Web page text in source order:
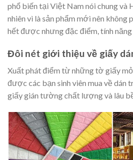
phổ biến tại Việt Nam nói chung và
nhiên vì là sản phẩm mới nên không
hết được nhưng đặc điểm, tính
Đôi nét giới thiệu về giấy
Xuất phát điểm từ những tờ giấy
được các bạn sinh viên mua về dán
giấy gián tường chất lượng và lâu